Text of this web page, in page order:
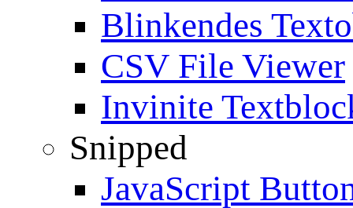
Blinkendes
CSV File Viewer
Invinite
Snipped
JavaScript